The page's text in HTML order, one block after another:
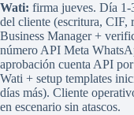
Wati: firma jueves. Día 1-
del cliente (escritura, CIF,
Business Manager +
número API Meta
aprobación cuenta API
Wati + setup templates
días más). Cliente
en escenario sin atascos.